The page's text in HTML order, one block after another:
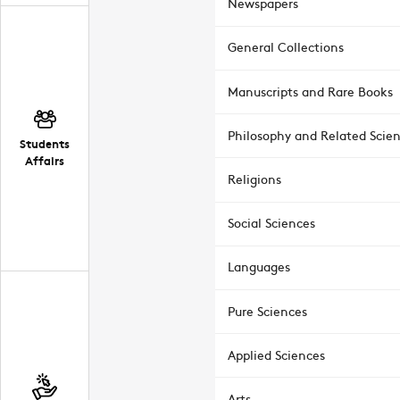
Students
Affairs
General Collections
Manuscripts and Rare Books
Philosophy and Related
Religions
Social Sciences
Languages
Pure Sciences
Applied Sciences